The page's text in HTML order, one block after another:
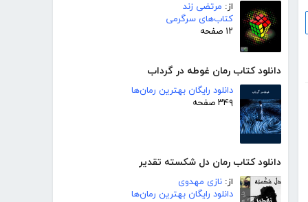
از: مرتضی زند
کتاب‌های سرگرمی
۱۲ صفحه
دانلود کتاب رمان غوطه در گرداب
دانلود رایگان بهترین رمان‌ها
۳۴۹ صفحه
دانلود کتاب رمان دل شکسته تقدیر
از: نازی مهدوی
دانلود رایگان بهترین رمان‌ها